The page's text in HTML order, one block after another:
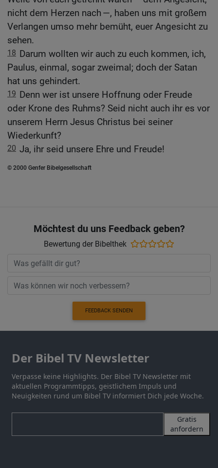
nicht dem Herzen nach —, haben uns mit großem
Verlangen umso mehr bemüht, euer Angesicht zu
sehen.
18 Darum wollten wir auch zu euch kommen, ich,
Paulus, einmal, sogar zweimal; doch der Satan
hat uns gehindert.
19 Denn wer ist unsere Hoffnung oder Freude
oder Krone des Ruhms? Seid nicht auch ihr es vor
unserem Herrn Jesus Christus bei seiner
Wiederkunft?
20 Ja, ihr seid unsere Ehre und Freude!
© 2000 Genfer Bibelgesellschaft
Möchtest du uns Feedback geben?
Bewertung der Bibelthek
FEEDBACK SENDEN
Der Bibel TV Newsletter
Verpasse keine Highlights. Der Bibel TV Newsletter mit
aktuellen Programmtipps, geistlichem Impuls und
Neuigkeiten rund um Bibel TV informiert Dich jede Woche.
Gratis
anfordern